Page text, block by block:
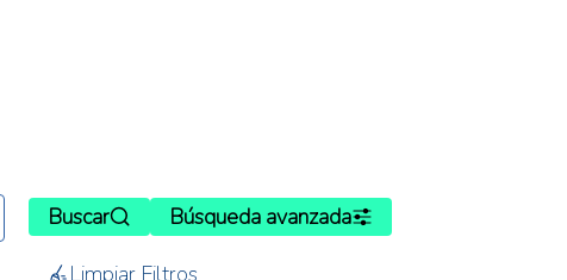
Buscar
Búsqueda avanzada
Limpiar Filtros